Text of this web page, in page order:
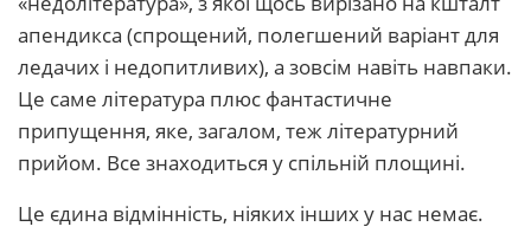
апендикса (спрощений, полегшений варіант для
ледачих і недопитливих), а зовсім навіть навпаки.
Це саме література плюс фантастичне
припущення, яке, загалом, теж літературний
прийом. Все знаходиться у спільній площині.
Це єдина відмінність, ніяких інших у нас немає.